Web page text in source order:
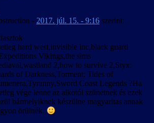
- 2017. júl. 15. - 9:16 szerint:
hard west,invisible inc,black guard
Vikings,the sims
2,how to survive 2,Styx:
of Darkness,Torment: Tides of
Coast Legends ?Ha
vége lenne az alkotói szünetnek és ezek
bármelyiknek készülne magyaritas annak
örülnék.